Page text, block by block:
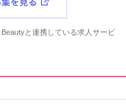
と連携している求人サービ